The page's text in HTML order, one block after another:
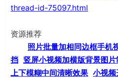
thread-id-75097.html
资源推荐
照片批量加相同边框手机
挡 竖屏小视频加横版背景图片
上下模糊中间清晰效果 小视